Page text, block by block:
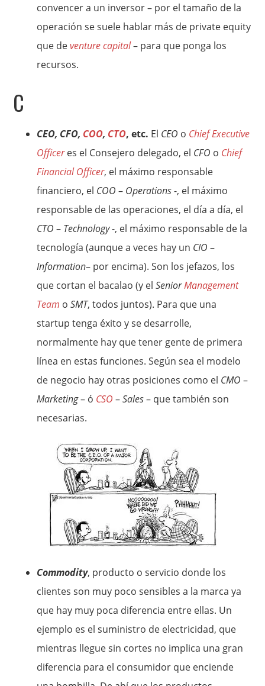
convencer a un inversor – por el tamaño de la
operación se suele hablar más de private equity
que deventure capital– para que ponga los
recursos.
C
CEO, CFO, COO, CTO, etc. El CEO o Chief Executive
Officer es el Consejero delegado, el CFO o Chief
Financial Officer, el máximo responsable
financiero, el COO – Operations-, el máximo
responsable de las operaciones, el día a día, el
CTO – Technology-, el máximo responsable de la
tecnología (aunque a veces hay un CIO –
Information– por encima). Son los jefazos, los
que cortan el bacalao (y elSeniorManagement
Team oSMT, todos juntos). Para que una
startup tenga éxito y se desarrolle,
normalmente hay que tener gente de primera
línea en estas funciones. Según sea el modelo
de negocio hay otras posiciones como el CMO –
Marketing– ó CSO –Sales– que también son
necesarias.
Commodity, producto o servicio donde los
clientes son muy poco sensibles a la marca ya
que hay muy poca diferencia entre ellas. Un
ejemplo es el suministro de electricidad, que
mientras llegue sin cortes no implica una gran
diferencia para el consumidor que enciende